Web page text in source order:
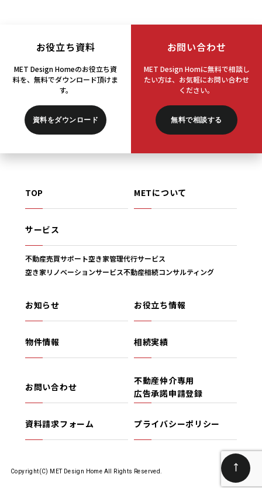
お役立ち資料
MET Design Homeのお役立ち資
料を、 無料でダウンロード頂けま
す。
資料をダウンロード
お問い合わせ
MET Design Homに無料で相談し
たい方は、 お気軽にお問い合わせ
ください。
無料で相談する
TOP METについて
サービス
不動産売買サポート空き家管理代行サービス
空き家リノベーションサービス不動産相続コンサルティング
お知らせ お役立ち情報
物件情報 相続実績
お問い合わせ
不動産仲介専用
広告承諾申請登録
資料請求フォーム プライバシーポリシー
Copyright(C) MET Design Home All Rights Reserved.